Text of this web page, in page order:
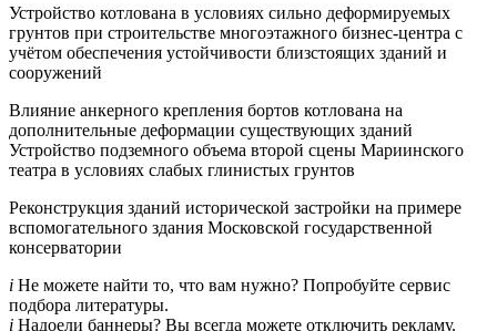
Устройство котлована в условиях сильно деформируемых
грунтов при строительстве многоэтажного бизнес-центра с
учётом обеспечения устойчивости близстоящих зданий и
сооружений
Влияние анкерного крепления бортов котлована на
дополнительные деформации существующих зданий
Устройство подземного объема второй сцены Мариинского
театра в условиях слабых глинистых грунтов
Реконструкция зданий исторической застройки на примере
вспомогательного здания Московской государственной
консерватории
i Не можете найти то, что вам нужно? Попробуйте сервис
подбора литературы.
i Надоели баннеры? Вы всегда можете отключить рекламу.